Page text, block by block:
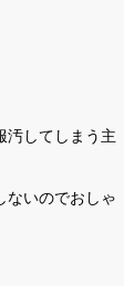
汚してしまう主
ないのでおしゃ